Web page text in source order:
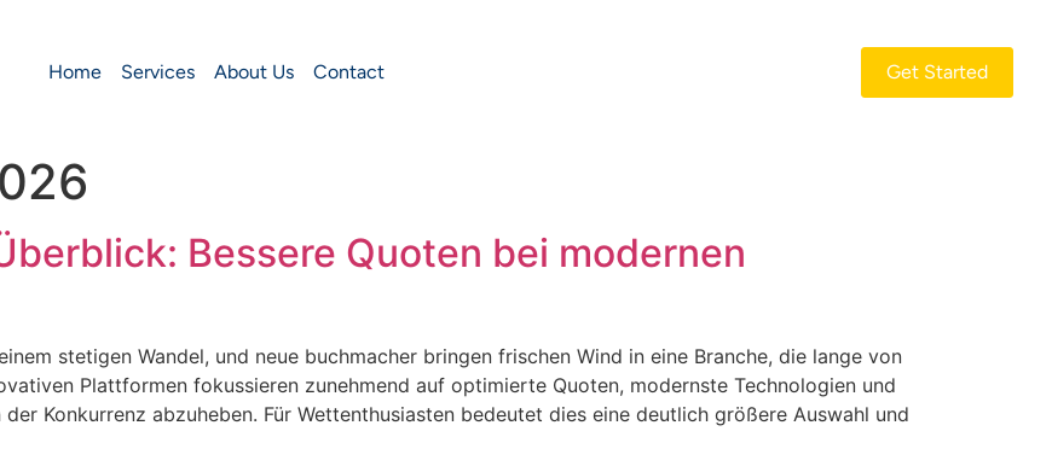
Home Services About Us Contact Get Started
Bessere Quoten bei modernen
stetigen Wandel, und neue buchmacher bringen frischen Wind in eine Branche, die lange von
Plattformen fokussieren zunehmend auf optimierte Quoten, modernste Technologien und
Konkurrenz abzuheben. Für Wettenthusiasten bedeutet dies eine deutlich größere Auswahl und